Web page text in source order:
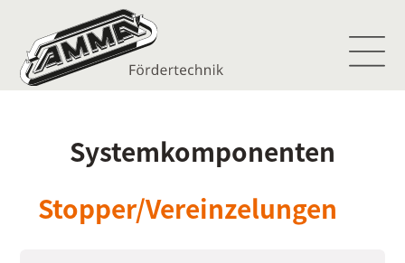
Systemkomponenten
Stopper/Vereinzelungen